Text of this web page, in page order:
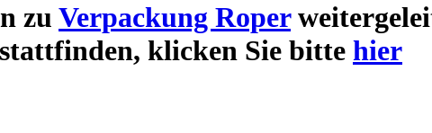
zu Verpackung Roper
klicken Sie bitte hier